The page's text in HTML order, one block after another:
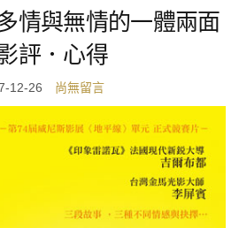
情與無情的一體兩面
影評．心得
12-26 尚無留言